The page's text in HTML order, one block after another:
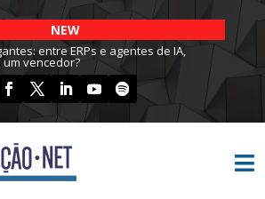
NEW
entre ERPs e agentes de IA,
vencedor?
